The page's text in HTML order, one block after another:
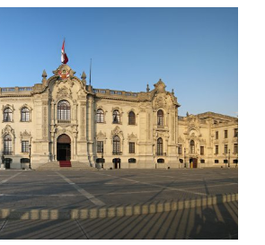
Podcast
Noticias
Reportajes
Columnas
Música Clásica
Especiales
Archivo Sonoro